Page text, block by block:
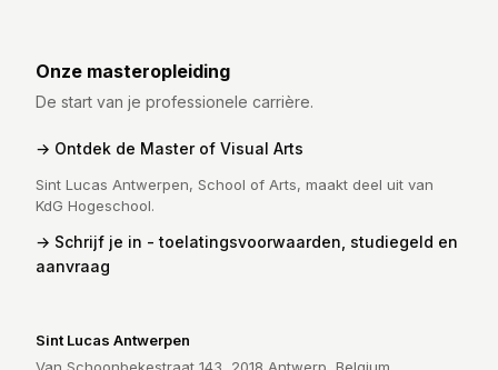
Onze masteropleiding
De start van je professionele carrière.
Ontdek de Master of Visual Arts
Sint Lucas Antwerpen, School of Arts, maakt deel uit van
KdG Hogeschool.
Schrijf je in - toelatingsvoorwaarden, studiegeld en
aanvraag
Sint Lucas Antwerpen